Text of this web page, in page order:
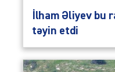
İlham Əliyev bu
təyin etdi